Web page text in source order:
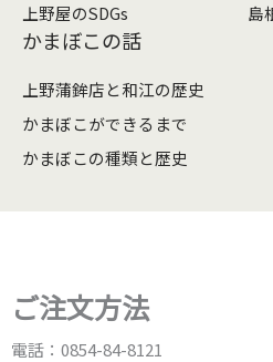
上野屋のSDGs
島
かまぼこの話
上野蒲鉾店と和江の歴史
かまぼこができるまで
かまぼこの種類と歴史
ご注文方法
電話：0854-84-8121